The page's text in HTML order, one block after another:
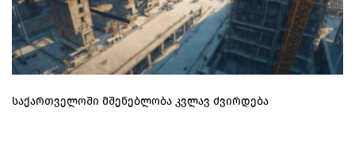
საქართველოში მშენებლობა კვლავ ძვირდება